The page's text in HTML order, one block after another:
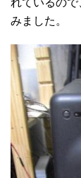
れているの
みました。